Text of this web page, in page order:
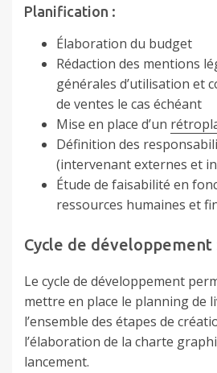
Planification :
Élaboration du budget
Rédaction des mentions
générales d’utilisation et
de ventes le cas échéant
Mise en place d’un
Définition des
(intervenant externes et
Étude de faisabilité en
ressources humaines et
Cycle de développement
Le cycle de développement
mettre en place le planning de
l’ensemble des étapes de
l’élaboration de la charte
lancement.